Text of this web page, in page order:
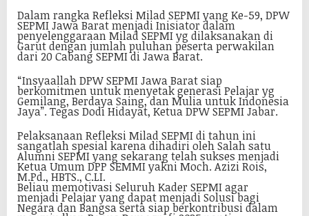
Dalam rangka Refleksi Milad SEPMI yang Ke-59, DPW
SEPMI Jawa Barat menjadi Inisiator dalam
penyelenggaraan Milad SEPMI yg dilaksanakan di
Garut dengan jumlah puluhan peserta perwakilan
dari 20 Cabang SEPMI di Jawa Barat.
“Insyaallah DPW SEPMI Jawa Barat siap
berkomitmen untuk menyetak generasi Pelajar yg
Gemilang, Berdaya Saing, dan Mulia untuk Indonesia
Jaya”. Tegas Dodi Hidayat, Ketua DPW SEPMI Jabar.
Pelaksanaan Refleksi Milad SEPMI di tahun ini
sangatlah spesial karena dihadiri oleh Salah satu
Alumni SEPMI yang sekarang telah sukses menjadi
Ketua Umum DPP SEMMI yakni Moch. Azizi Rois,
M.Pd., HBTS., C.LI.
Beliau memotivasi Seluruh Kader SEPMI agar
menjadi Pelajar yang dapat menjadi Solusi bagi
Negara dan Bangsa serta siap berkontribusi dalam